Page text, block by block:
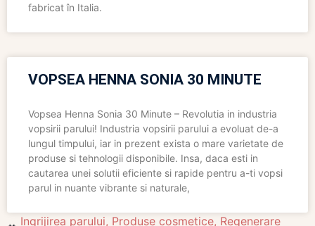
fabricat în Italia.
VOPSEA HENNA SONIA 30 MINUTE
Vopsea Henna Sonia 30 Minute – Revolutia in industria
vopsirii parului! Industria vopsirii parului a evoluat de-a
lungul timpului, iar in prezent exista o mare varietate de
produse si tehnologii disponibile. Insa, daca esti in
cautarea unei solutii eficiente si rapide pentru a-ti vopsi
parul in nuante vibrante si naturale,
Ingrijirea parului, Produse cosmetice, Regenerare